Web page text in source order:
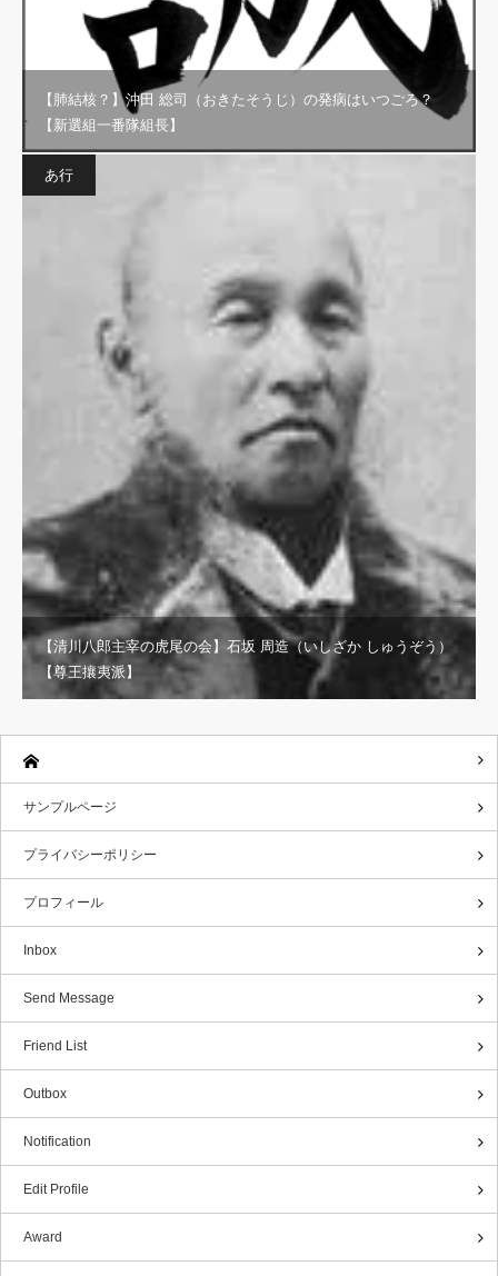
【肺結核？】沖田 総司（おきたそうじ）の発病はいつごろ？
【新選組一番隊組長】
あ行
【清川八郎主宰の虎尾の会】石坂 周造（いしざか しゅうぞう）
【尊王攘夷派】
サンプルページ
プライバシーポリシー
プロフィール
Inbox
Send Message
Friend List
Outbox
Notification
Edit Profile
Award